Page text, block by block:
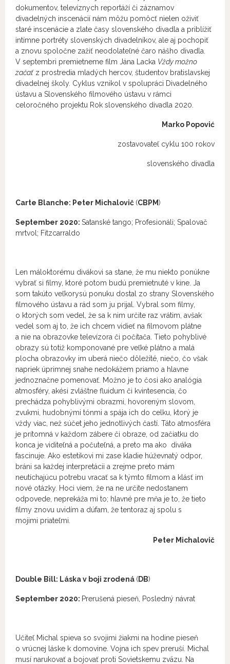
dokumentov, televíznych reportáží či záznamov
divadelných inscenácií nám môžu pomôcť nielen oživiť
staré inscenácie a zlate časy slovenského divadla a priblížiť
intímne portréty slovenských divadelníkov, ale aj pochopiť
a znovu spoločne zažiť neodolateľné čaro nášho divadla.
V septembri premietneme film Jána Lacka Vždy možno
začaťz prostredia mladých hercov, študentov bratislavskej
divadelnej školy. Cyklus vznikol v spolupráci Divadelného
ústavu a Slovenského filmového ústavu v rámci
celoročného projektu Rok slovenského divadla 2020.
Marko Popović
zostavovateľ cyklu 100 rokov
slovenského divadla
Carte Blanche: Peter Michalovič (CBPM)
September 2020: Satanské tango; Profesionáli; Spalovač
mrtvol; Fitzcarraldo
Len máloktorému divákovi sa stane, že mu niekto ponúkne
vybrať si filmy, ktoré potom budú premietnuté v kine. Ja
som takúto veľkorysú ponuku dostal zo strany Slovenského
filmového ústavu a rád som ju prijal. Vybral som filmy,
o ktorých som vedel, že sa k nim určite raz vrátim, avšak
vedel som aj to, že ich chcem vidieť na filmovom plátne
a nie na obrazovke televízora či počítača. Tieto pohyblivé
obrazy sú totiž komponované pre veľké plátno a malá
plocha obrazovky im uberá niečo dôležité, niečo, čo však
napriek úprimnej snahe nedokážem priamo a hlavne
jednoznačne pomenovať. Možno je to čosi ako analógia
atmosféry, akési zvláštne fluidum či kvintesencia, čo
prechádza pohyblivými obrazmi, hovoreným slovom,
zvukmi, hudobnými tónmi a spája ich do celku, ktorý je
vždy viac, než súčet jeho jednotlivých častí. Táto atmosféra
je prítomná v každom zábere či obraze, od začiatku do
konca je viditeľná a počuteľná, a preto ma ako diváka
fascinuje. Ako estetikovi mi zase kladie húževnatý odpor,
bráni sa každej interpretácii a zrejme preto mám
neutíchajúcu potrebu vracať sa k týmto filmom a klásť im
nové otázky. Hoci viem, že na ne určite nedostanem
odpovede, neprekáža mi to; hlavné pre mňa je to, že tieto
filmy znovu uvidím a dúfam, že tentoraz aj spolu s
mojimi priateľmi.
Peter Michalovič
Double Bill: Láska v boji zrodená (DB)
September 2020: Prerušená pieseň, Posledný návrat
Učiteľ Michal spieva so svojimi žiakmi na hodine pieseň
o vrúcnej láske k domovine. Vojna ich spev preruší. Michal
musí narukovať a bojovať proti Sovietskemu zväzu. Na